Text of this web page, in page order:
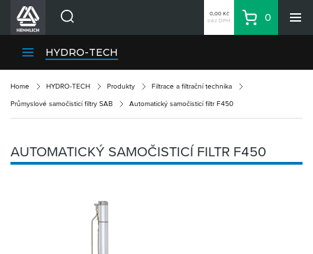
Divize HENNLICH
Aktuality
Blog
O firmě
0,00 Kč
bez DPH
Košík
0
HYDRO-TECH
Home HYDRO-TECH Produkty Filtrace a filtrační technika
Průmyslové samočisticí filtry SAB Automatický samočisticí filtr F450
AUTOMATICKÝ SAMOČISTICÍ FILTR F450